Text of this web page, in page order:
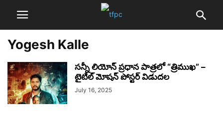
Yogesh Kalle
సన్నీ లియోన్ ప్రధాన పాత్రలో “త్రిముఖ” –
టైటిల్ మోషన్ పోస్టర్ విడుదల
July 16, 2025